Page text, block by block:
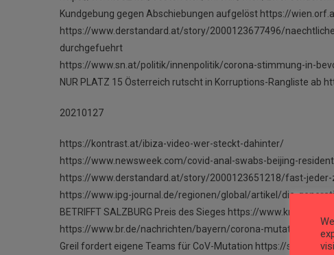
Kundgebung gegen Abschiebungen aufgelöst https://
https://www.derstandard.at/story/2000123677496/
durchgefuehrt
https://www.sn.at/politik/innenpolitik/corona-stimmung-in-
NUR PLATZ 15 Österreich rutscht in Korruptions-Rangliste ab
20210127
https://kontrast.at/ibiza-video-wer-steckt-dahinter/
https://www.newsweek.com/covid-anal-swabs-beijing-
https://www.derstandard.at/story/2000123651218/fast-
https://www.ipg-journal.de/regionen/global/artikel/die-
BETRIFFT SALZBURG Preis des Sieges https://www.krone.at/
https://www.br.de/nachrichten/bayern/corona-mutation-
Greil fordert eigene Teams für CoV-Mutation https://